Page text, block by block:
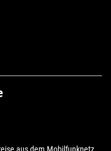
aus dem Mobilfunknetz